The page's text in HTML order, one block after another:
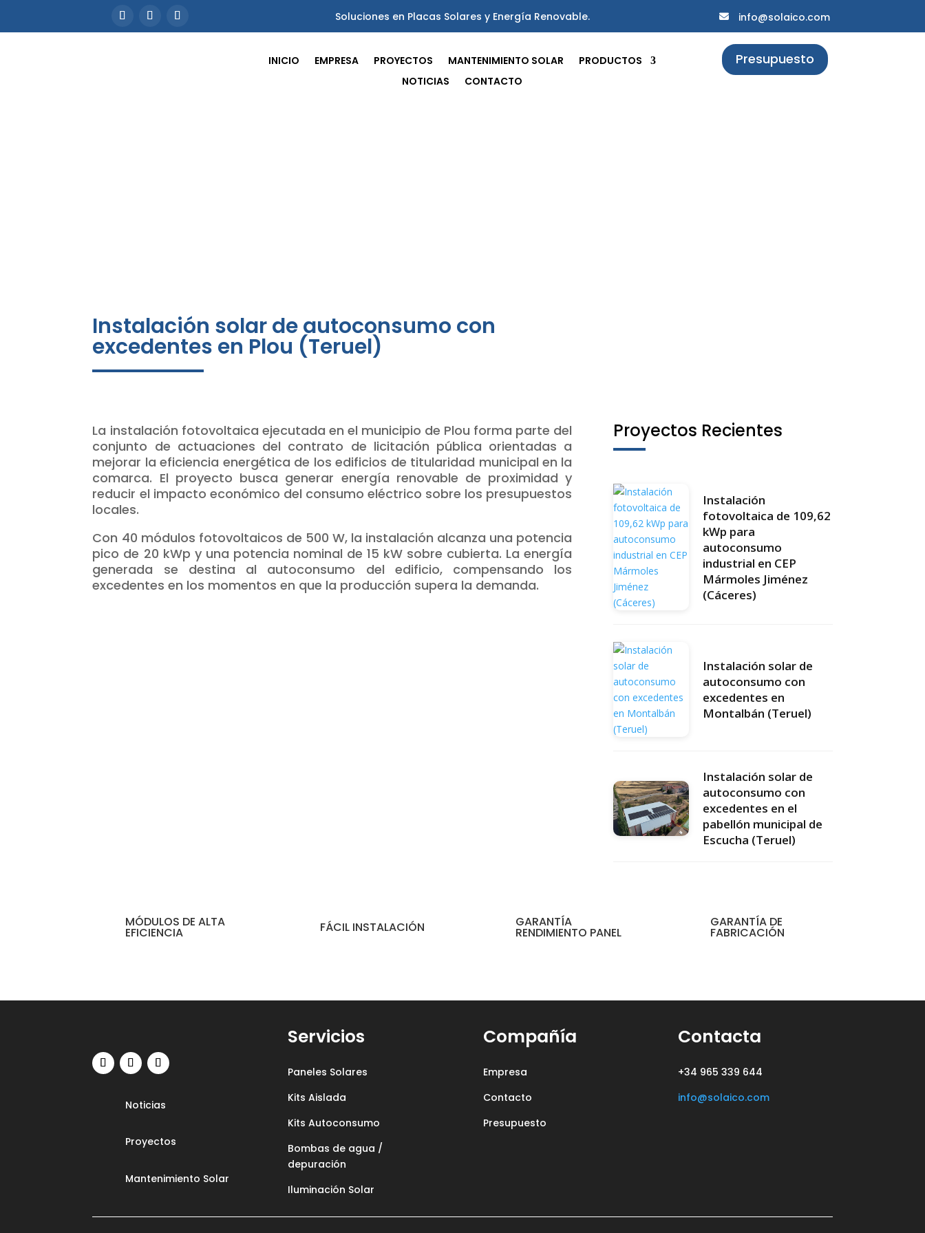
Soluciones en Placas Solares y Energía Renovable. info@solaico.com
INICIO EMPRESA PROYECTOS MANTENIMIENTO SOLAR
PRODUCTOS
NOTICIAS
CONTACTO
Presupuesto
Instalación solar de autoconsumo con
excedentes en Plou (Teruel)
La instalación fotovoltaica ejecutada en el municipio de Plou forma parte del
conjunto de actuaciones del contrato de licitación pública orientadas a
mejorar la eficiencia energética de los edificios de titularidad municipal en la
comarca. El proyecto busca generar energía renovable de proximidad y
reducir el impacto económico del consumo eléctrico sobre los presupuestos
locales.
Con 40 módulos fotovoltaicos de 500 W, la instalación alcanza una potencia
pico de 20 kWp y una potencia nominal de 15 kW sobre cubierta. La energía
generada se destina al autoconsumo del edificio, compensando los
excedentes en los momentos en que la producción supera la demanda.
Proyectos Recientes
Instalación
fotovoltaica de 109,62
kWp para
autoconsumo
industrial en CEP
Mármoles Jiménez
(Cáceres)
Instalación solar de
autoconsumo con
excedentes en
Montalbán (Teruel)
Instalación solar de
autoconsumo con
excedentes en el
pabellón municipal de
Escucha (Teruel)
MÓDULOS DE ALTA
EFICIENCIA FÁCIL INSTALACIÓN GARANTÍA
RENDIMIENTO PANEL
GARANTÍA DE
FABRICACIÓN
Noticias
Proyectos
Mantenimiento Solar
Servicios
Paneles Solares
Kits Aislada
Kits Autoconsumo
Bombas de agua /
depuración
Iluminación Solar
Compañía
Empresa
Contacto
Presupuesto
Contacta
+34 965 339 644
info@solaico.com